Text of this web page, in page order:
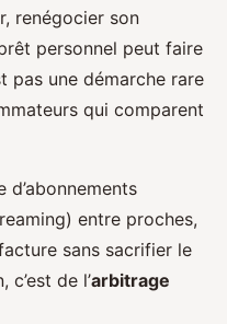
renégocier son
personnel peut faire
pas une démarche rare
qui comparent
entre proches,
sans sacrifier le
de l’arbitrage